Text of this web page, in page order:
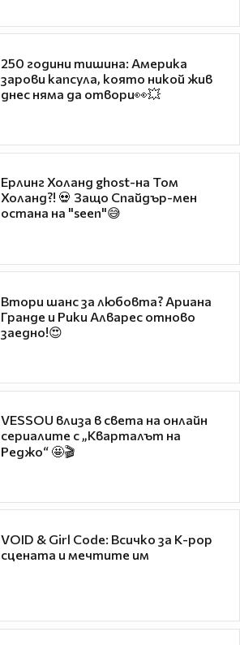
250 години тишина: Америка
зарови капсула, която никой жив
днес няма да отвори👀💥
Ерлинг Холанд ghost-на Том
Холанд?! 💀 Защо Спайдър-мен
остана на "seen"😅
Втори шанс за любовта? Ариана
Гранде и Рики Алварес отново
заедно!😍
VESSOU влиза в света на онлайн
сериалите с „Кварталът на
Реджо“ 🤩🎬
VOID & Girl Code: Всичко за K-pop
сцената и мечтите им